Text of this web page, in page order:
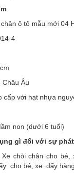
ô tô mẫu mới 04
4
Âu
cấp với hạt nhựa
non (dưới 6 tuổi)
gì đối với sự
chòi chân cho bé,
cho bé, xe đẩy